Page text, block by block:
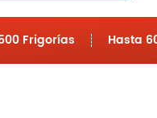
Frigorías Hasta